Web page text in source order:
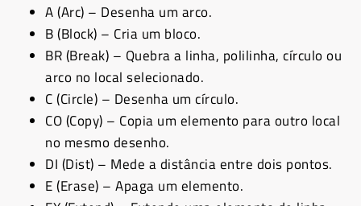
A (Arc) – Desenha um arco.
B (Block) – Cria um bloco.
BR (Break) – Quebra a linha, polilinha, círculo ou
arco no local selecionado.
C (Circle) – Desenha um círculo.
CO (Copy) – Copia um elemento para outro local
no mesmo desenho.
DI (Dist) – Mede a distância entre dois pontos.
E (Erase) – Apaga um elemento.